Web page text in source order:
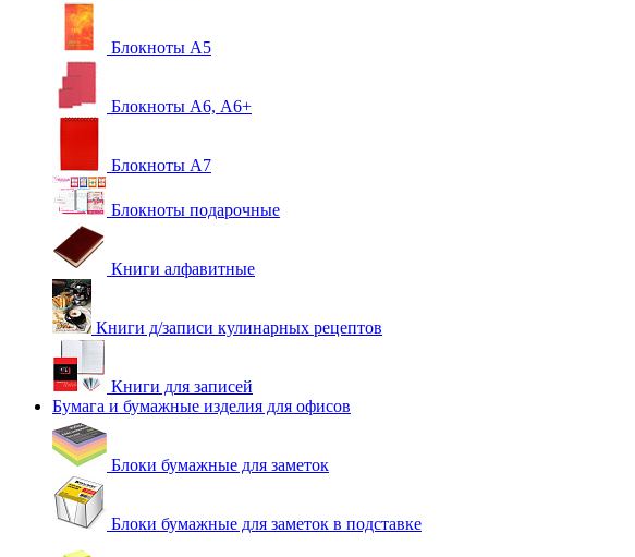
Блокноты А5
Блокноты А6, А6+
Блокноты А7
Блокноты подарочные
Книги алфавитные
Книги д/записи кулинарных рецептов
Книги для записей
Бумага и бумажные изделия для офисов
Блоки бумажные для заметок
Блоки бумажные для заметок в подставке